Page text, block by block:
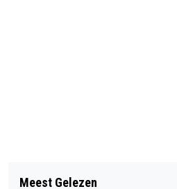
VEEL SCHADE BIJ
Meest Gelezen